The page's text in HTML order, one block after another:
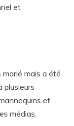
et
marié mais a été
plusieurs
et
médias.